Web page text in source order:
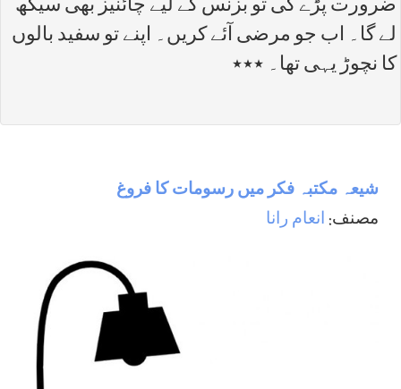
ضرورت پڑے گی تو بزنس کے لیے چائنیز بھی سیکھ
لے گا۔ اب جو مرضی آئے کریں۔ اپنے تو سفید بالوں
کا نچوڑ یہی تھا۔ ٭٭٭
شيعہ مكتبہ فكر ميں رسومات كا فروغ
مصنف: انعام رانا